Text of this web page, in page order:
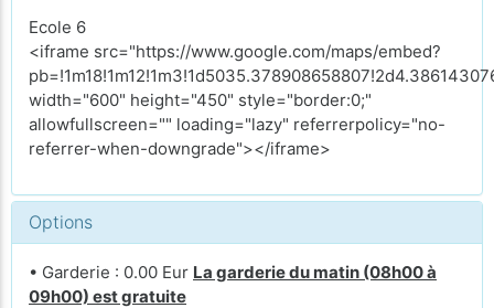
Ecole 6
<iframe src="https://www.google.com/maps/embed?
width="600" height="450" style="border:0;"
allowfullscreen="" loading="lazy" referrerpolicy="no-
referrer-when-downgrade"></iframe>
Options
• Garderie : 0.00 Eur La garderie du matin (08h00 à
09h00) est gratuite